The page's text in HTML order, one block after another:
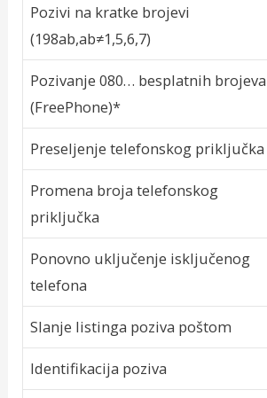
Pozivi na kratke brojevi
(198ab,ab≠1,5,6,7)
Pozivanje 080… besplatnih brojeva
(FreePhone)*
Preseljenje telefonskog priključka
Promena broja telefonskog
priključka
Ponovno uključenje isključenog
telefona
Slanje listinga poziva poštom
Identifikacija poziva